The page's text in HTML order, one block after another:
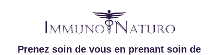
Prenez soin de vous en prenant soin de